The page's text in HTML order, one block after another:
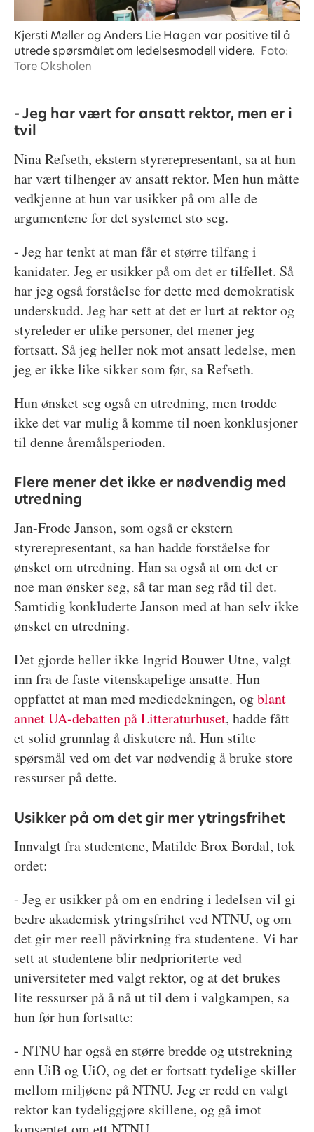
Kjersti Møller og Anders Lie Hagen var positive til å
utrede spørsmålet om ledelsesmodell videre. Foto:
Tore Oksholen
- Jeg har vært for ansatt rektor, men er i
tvil
Nina Refseth, ekstern styrerepresentant, sa at hun
har vært tilhenger av ansatt rektor. Men hun måtte
vedkjenne at hun var usikker på om alle de
argumentene for det systemet sto seg.
- Jeg har tenkt at man får et større tilfang i
kanidater. Jeg er usikker på om det er tilfellet. Så
har jeg også forståelse for dette med demokratisk
underskudd. Jeg har sett at det er lurt at rektor og
styreleder er ulike personer, det mener jeg
fortsatt. Så jeg heller nok mot ansatt ledelse, men
jeg er ikke like sikker som før, sa Refseth.
Hun ønsket seg også en utredning, men trodde
ikke det var mulig å komme til noen konklusjoner
til denne åremålsperioden.
Flere mener det ikke er nødvendig med
utredning
Jan-Frode Janson, som også er ekstern
styrerepresentant, sa han hadde forståelse for
ønsket om utredning. Han sa også at om det er
noe man ønsker seg, så tar man seg råd til det.
Samtidig konkluderte Janson med at han selv ikke
ønsket en utredning.
Det gjorde heller ikke Ingrid Bouwer Utne, valgt
inn fra de faste vitenskapelige ansatte. Hun
oppfattet at man med mediedekningen, ogblant
annet UA-debatten på Litteraturhuset, hadde fått
et solid grunnlag å diskutere nå. Hun stilte
spørsmål ved om det var nødvendig å bruke store
ressurser på dette.
Usikker på om det gir mer ytringsfrihet
Innvalgt fra studentene, Matilde Brox Bordal, tok
ordet:
- Jeg er usikker på om en endring i ledelsen vil gi
bedre akademisk ytringsfrihet ved NTNU, og om
det gir mer reell påvirkning fra studentene. Vi har
sett at studentene blir nedprioriterte ved
universiteter med valgt rektor, og at det brukes
lite ressurser på å nå ut til dem i valgkampen, sa
hun før hun fortsatte:
- NTNU har også en større bredde og utstrekning
enn UiB og UiO, og det er fortsatt tydelige skiller
mellom miljøene på NTNU. Jeg er redd en valgt
rektor kan tydeliggjøre skillene, og gå imot